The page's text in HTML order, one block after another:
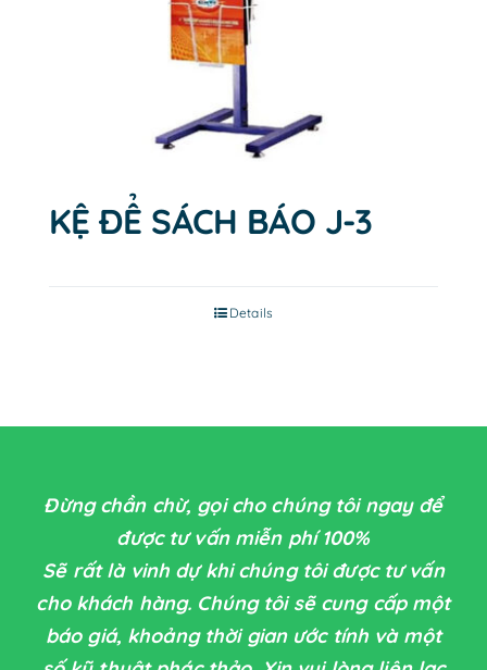
KỆ ĐỂ SÁCH BÁO J-3
Details
Đừng chần chừ, gọi cho chúng tôi ngay để
được tư vấn miễn phí 100%
Sẽ rất là vinh dự khi chúng tôi được tư vấn
cho khách hàng. Chúng tôi sẽ cung cấp một
báo giá, khoảng thời gian ước tính và một